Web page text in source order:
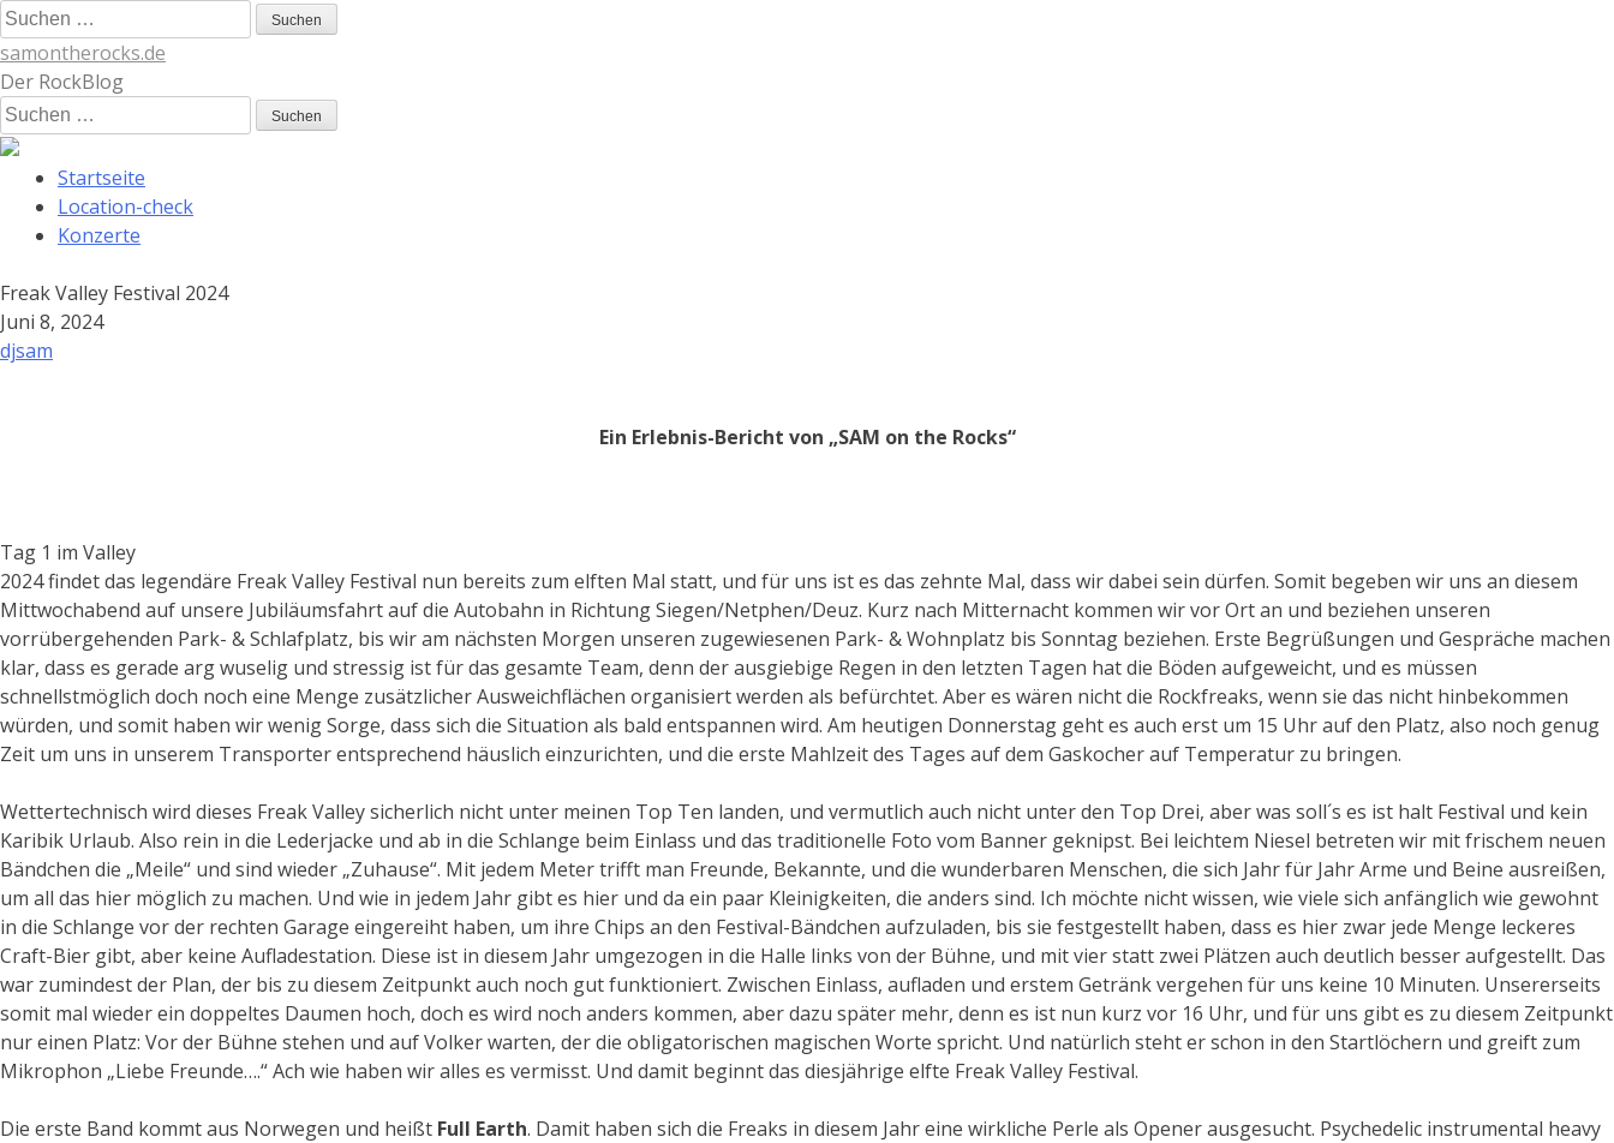
Skip
to
content
Suchen
nach:
samontherocks.de
Der RockBlog
Suchen
nach:
Startseite
Location-check
Konzerte
Freak Valley Festival 2024
Juni 8, 2024
djsam
Ein Erlebnis-Bericht von „SAM on the Rocks“
Tag 1 im Valley
2024 findet das legendäre Freak Valley Festival nun bereits zum elften Mal statt, und für uns ist es das zehnte Mal, dass wir dabei sein dürfen. Somit begeben wir uns an diesem
Mittwochabend auf unsere Jubiläumsfahrt auf die Autobahn in Richtung Siegen/Netphen/Deuz. Kurz nach Mitternacht kommen wir vor Ort an und beziehen unseren
vorrübergehenden Park- & Schlafplatz, bis wir am nächsten Morgen unseren zugewiesenen Park- & Wohnplatz bis Sonntag beziehen. Erste Begrüßungen und Gespräche machen
klar, dass es gerade arg wuselig und stressig ist für das gesamte Team, denn der ausgiebige Regen in den letzten Tagen hat die Böden aufgeweicht, und es müssen
schnellstmöglich doch noch eine Menge zusätzlicher Ausweichflächen organisiert werden als befürchtet. Aber es wären nicht die Rockfreaks, wenn sie das nicht hinbekommen
würden, und somit haben wir wenig Sorge, dass sich die Situation als bald entspannen wird. Am heutigen Donnerstag geht es auch erst um 15 Uhr auf den Platz, also noch genug
Zeit um uns in unserem Transporter entsprechend häuslich einzurichten, und die erste Mahlzeit des Tages auf dem Gaskocher auf Temperatur zu bringen.
Wettertechnisch wird dieses Freak Valley sicherlich nicht unter meinen Top Ten landen, und vermutlich auch nicht unter den Top Drei, aber was soll´s es ist halt Festival und kein
Karibik Urlaub. Also rein in die Lederjacke und ab in die Schlange beim Einlass und das traditionelle Foto vom Banner geknipst. Bei leichtem Niesel betreten wir mit frischem neuen
Bändchen die „Meile“ und sind wieder „Zuhause“. Mit jedem Meter trifft man Freunde, Bekannte, und die wunderbaren Menschen, die sich Jahr für Jahr Arme und Beine ausreißen,
um all das hier möglich zu machen. Und wie in jedem Jahr gibt es hier und da ein paar Kleinigkeiten, die anders sind. Ich möchte nicht wissen, wie viele sich anfänglich wie gewohnt
in die Schlange vor der rechten Garage eingereiht haben, um ihre Chips an den Festival-Bändchen aufzuladen, bis sie festgestellt haben, dass es hier zwar jede Menge leckeres
Craft-Bier gibt, aber keine Aufladestation. Diese ist in diesem Jahr umgezogen in die Halle links von der Bühne, und mit vier statt zwei Plätzen auch deutlich besser aufgestellt. Das
war zumindest der Plan, der bis zu diesem Zeitpunkt auch noch gut funktioniert. Zwischen Einlass, aufladen und erstem Getränk vergehen für uns keine 10 Minuten. Unsererseits
somit mal wieder ein doppeltes Daumen hoch, doch es wird noch anders kommen, aber dazu später mehr, denn es ist nun kurz vor 16 Uhr, und für uns gibt es zu diesem Zeitpunkt
nur einen Platz: Vor der Bühne stehen und auf Volker warten, der die obligatorischen magischen Worte spricht. Und natürlich steht er schon in den Startlöchern und greift zum
Mikrophon „Liebe Freunde….“ Ach wie haben wir alles es vermisst. Und damit beginnt das diesjährige elfte Freak Valley Festival.
Die erste Band kommt aus Norwegen und heißt Full Earth. Damit haben sich die Freaks in diesem Jahr eine wirkliche Perle als Opener ausgesucht. Psychedelic instrumental heavy